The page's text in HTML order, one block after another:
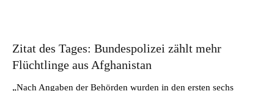
Zitat des Tages: Bundespolizei zählt mehr
Flüchtlinge aus Afghanistan
„Nach Angaben der Behörden wurden in den ersten sechs